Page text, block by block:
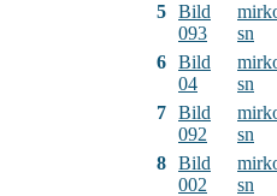
5 Bild
093
sn
6 Bild
04
sn
7 Bild
092
sn
8 Bild
002
sn